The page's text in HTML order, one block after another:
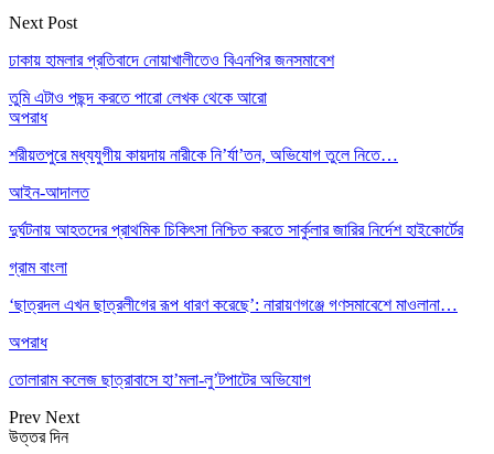
Next Post
ঢাকায় হামলার প্রতিবাদে নোয়াখালীতেও বিএনপির জনসমাবেশ
তুমি এটাও পছন্দ করতে পারো লেখক থেকে আরো
অপরাধ
শরীয়তপুরে মধ্যযুগীয় কায়দায় নারীকে নি’র্যা’তন, অভিযোগ তুলে নিতে…
আইন-আদালত
দুর্ঘটনায় আহতদের প্রাথমিক চিকিৎসা নিশ্চিত করতে সার্কুলার জারির নির্দেশ হাইকোর্টের
গ্রাম বাংলা
‘ছাত্রদল এখন ছাত্রলীগের রূপ ধারণ করেছে’: নারায়ণগঞ্জে গণসমাবেশে মাওলানা…
অপরাধ
তোলারাম কলেজ ছাত্রাবাসে হা’মলা-লু’টপাটের অভিযোগ
Prev Next
উত্তর দিন